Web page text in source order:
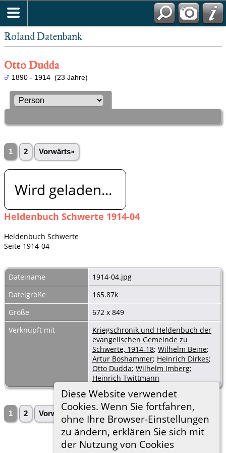
Roland Datenbank
Diese Website verwendet
Cookies. Wenn Sie fortfahren,
ohne Ihre Browser-Einstellungen
zu ändern, erklären Sie sich mit
der Nutzung von Cookies
Otto Dudda
1890 - 1914 (23 Jahre)
1 2 Vorwärts»
Wird geladen...
Heldenbuch Schwerte 1914-04
Heldenbuch Schwerte
Seite 1914-04
Dateiname
1914-04.jpg
Dateigröße
165.87k
Größe
672 x 849
Verknüpft mit
Kriegschronik und Heldenbuch der
evangelischen Gemeinde zu
Schwerte, 1914-18; Wilhelm Beine;
Artur Boshammer; Heinrich Dirkes;
Otto Dudda; Wilhelm Imberg;
Heinrich Twittmann
1 2 Vorwärts»